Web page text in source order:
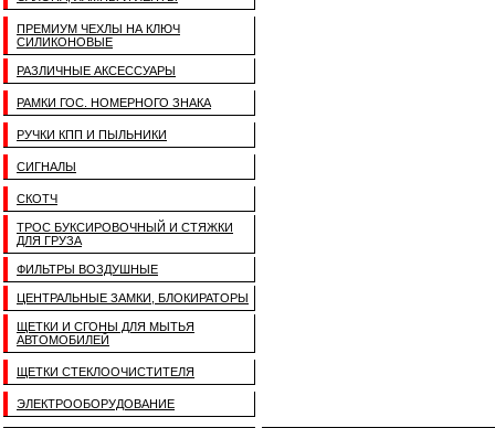
ПРЕМИУМ ЧЕХЛЫ НА КЛЮЧ
СИЛИКОНОВЫЕ
РАЗЛИЧНЫЕ АКСЕССУАРЫ
РАМКИ ГОС. НОМЕРНОГО ЗНАКА
РУЧКИ КПП И ПЫЛЬНИКИ
СИГНАЛЫ
СКОТЧ
ТРОС БУКСИРОВОЧНЫЙ И СТЯЖКИ
ДЛЯ ГРУЗА
ФИЛЬТРЫ ВОЗДУШНЫЕ
ЦЕНТРАЛЬНЫЕ ЗАМКИ, БЛОКИРАТОРЫ
ЩЕТКИ И СГОНЫ ДЛЯ МЫТЬЯ
АВТОМОБИЛЕЙ
ЩЕТКИ СТЕКЛООЧИСТИТЕЛЯ
ЭЛЕКТРООБОРУДОВАНИЕ